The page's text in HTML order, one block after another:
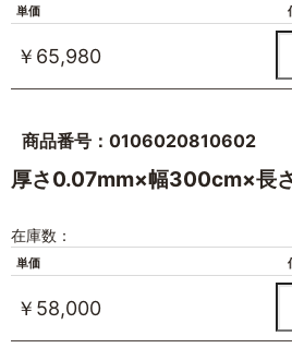
単価
￥65,980
商品番号：0106020810602
厚さ0.07mm×幅300cm×長さ
在庫数：
単価
￥58,000